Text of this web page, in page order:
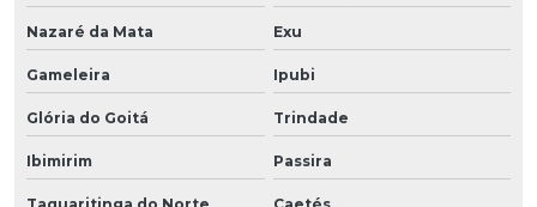
Nazaré da Mata Exu
Gameleira Ipubi
Glória do Goitá Trindade
Ibimirim Passira